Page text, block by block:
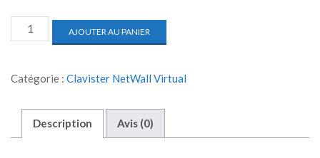
AJOUTER AU PANIER
Catégorie : Clavister NetWall Virtual
Description Avis (0)